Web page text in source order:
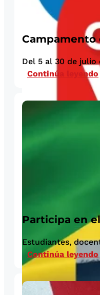
Campamento
Del 5 al 30 de julio
Continúa leyendo
Participa en
Estudiantes,
Continúa leyendo